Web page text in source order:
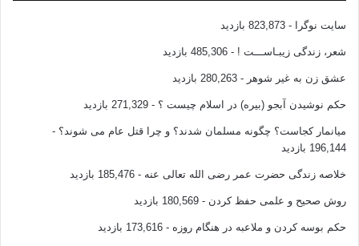
سایت نوگرا - 823,873 بازدید
شعر، زندگی زیبـاســـت ! - 485,306 بازدید
عشق زن به غیر شوهر - 280,263 بازدید
حکم نوشیدن آبجو (بیره) در اسلام چیست ؟ - 271,329 بازدید
میانمار کجاست؟ چگونه مسلمان شدند؟ و چرا قتل عام می شوند؟ -
196,144 بازدید
خلاصه زندگی حضرت عمر رضی الله تعالی عنه - 185,476 بازدید
روش صحیح و علمی حفظ کردن - 180,569 بازدید
حکم بوسه کردن و ملاعبه در هنگام روزه - 173,616 بازدید